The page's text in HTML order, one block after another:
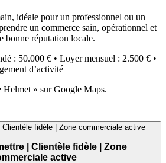
idéale pour un professionnel ou un
un commerce sain, opérationnel et
bonne réputation locale.
: 50.000 € • Loyer mensuel : 2.500 € •
d’activité
» sur Google Maps.
| Clientèle fidèle | Zone
active